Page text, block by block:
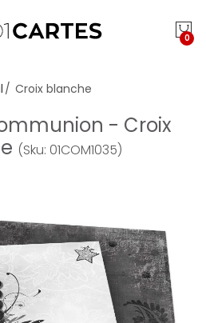
0
Croix blanche
- Croix
(Sku: 01COM1035)